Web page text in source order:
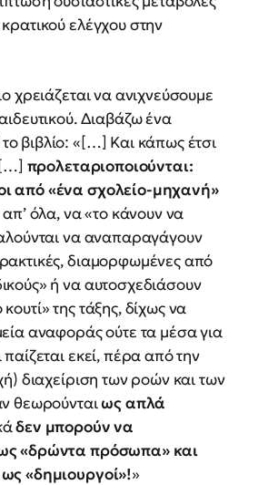
ελέγχου στην
χρειάζεται να ανιχνεύσουμε
Διαβάζω ένα
βιβλίο: «[…] Και κάπως έτσι
[…] προλεταριοποιούνται:
από «ένα σχολείο-μηχανή»
όλα, να «το κάνουν να
να αναπαραγάγουν
διαμορφωμένες από
ή να αυτοσχεδιάσουν
της τάξης, δίχως να
αναφοράς ούτε τα μέσα για
εκεί, πέρα από την
διαχείριση των ροών και των
θεωρούνταιως απλά
δεν μπορούν να
«δρώντα πρόσωπα» και
«δημιουργοί»!»